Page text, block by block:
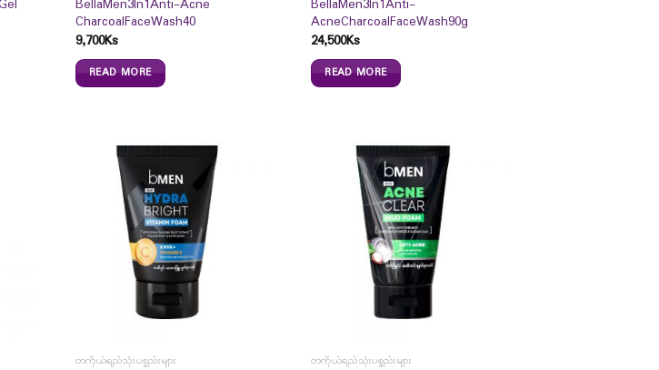
BellaMen3In1Anti-Acne
CharcoalFaceWash40
9,700Ks
READ MORE
BellaMen3In1Anti-
AcneCharcoalFaceWash90g
24,500Ks
READ MORE
တကိုယ်ရည်သုံးပစ္စည်းများ တကိုယ်ရည်သုံးပစ္စည်းများ